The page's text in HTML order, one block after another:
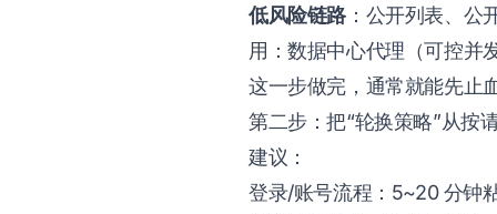
低风险链路 ：公开列表、公
用：数据中心代理（可控并
这一步做完，通常就能先止
第二步：把“轮换策略”从按
建议：
登录/账号流程：5~20 分钟